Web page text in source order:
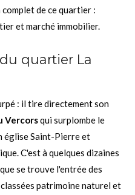
de ce quartier :
et marché immobilier.
quartier La
: il tire directement son
Vercorsqui surplombe le
église Saint-Pierre et
C'est à quelques dizaines
se trouve l'entrée des
classées patrimoine naturel et